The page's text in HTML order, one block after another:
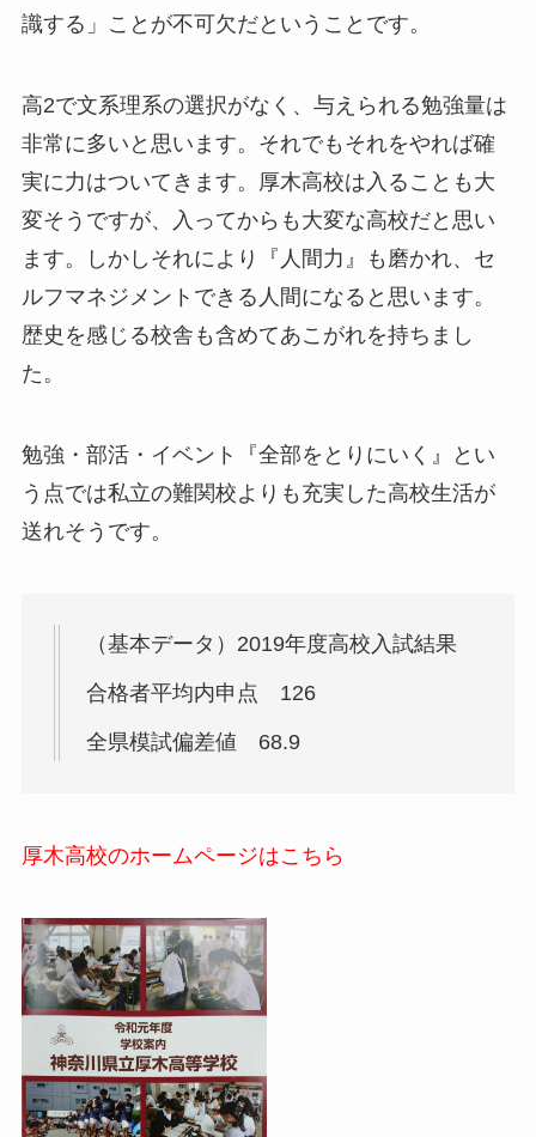
識する」ことが不可欠だということです。
高2で文系理系の選択がなく、与えられる勉強量は
非常に多いと思います。それでもそれをやれば確
実に力はついてきます。厚木高校は入ることも大
変そうですが、入ってからも大変な高校だと思い
ます。しかしそれにより『人間力』も磨かれ、セ
ルフマネジメントできる人間になると思います。
歴史を感じる校舎も含めてあこがれを持ちまし
た。
勉強・部活・イベント『全部をとりにいく』とい
う点では私立の難関校よりも充実した高校生活が
送れそうです。
（基本データ）2019年度高校入試結果
合格者平均内申点 126
全県模試偏差値 68.9
厚木高校のホームページはこちら